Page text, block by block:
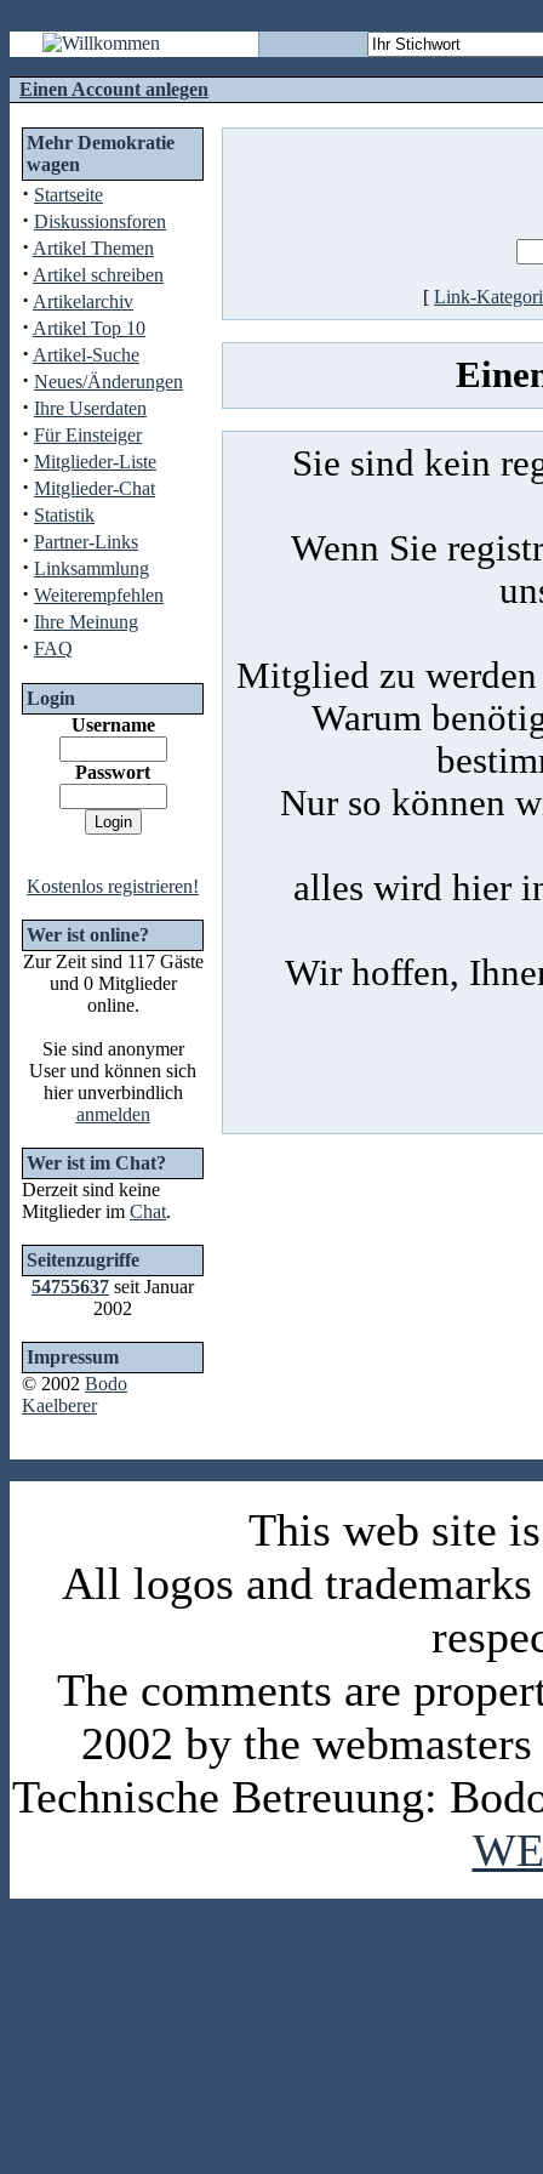
Einen Account anlegen
Mehr Demokratie
wagen
· Startseite
· Diskussionsforen
· Artikel Themen
· Artikel schreiben
· Artikelarchiv
· Artikel Top 10
· Artikel-Suche
· Neues/Änderungen
· Ihre Userdaten
· Für Einsteiger
· Mitglieder-Liste
· Mitglieder-Chat
· Statistik
· Partner-Links
· Linksammlung
· Weiterempfehlen
· Ihre Meinung
· FAQ
Login
Username
Passwort
Kostenlos registrieren!
Wer ist online?
Zur Zeit sind 117 Gäste
und 0 Mitglieder
online.
Sie sind anonymer
User und können sich
hier unverbindlich
anmelden
Wer ist im Chat?
Derzeit sind keine
Mitglieder im Chat.
Seitenzugriffe
54755637 seit Januar
2002
Impressum
© 2002 Bodo
Kaelberer
[ Link-
Sie sind kein
Wenn Sie
Mitglied zu
Warum
Nur so können
alles wird hier
Wir hoffen,
This web site
All logos and
The comments are
2002 by the
Technische Betreuung: